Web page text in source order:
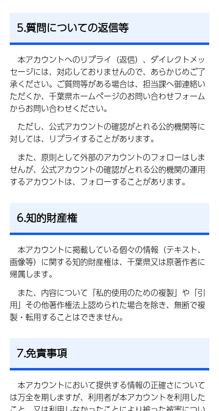
5.質問についての返信等
本アカウントへのリプライ（返信）、ダイレクトメッ
セージには、対応しておりませんので、あらかじめご了
承ください。ご質問等がある場合は、担当課へ御連絡い
ただくか、千葉県ホームページのお問い合わせフォーム
からお問い合わせください。
ただし、公式アカウントの確認がとれる公的機関等に
対しては、リプライすることがあります。
また、原則として外部のアカウントのフォローはしま
せんが、公式アカウントの確認がとれる公的機関の運用
するアカウントは、フォローすることがあります。
6.知的財産権
本アカウントに掲載している個々の情報（テキスト、
画像等）に関する知的財産権は、千葉県又は原著作者に
帰属します。
また、内容について「私的使用のための複製」や「引
用」その他著作権法上認められた場合を除き、無断で複
製・転用することはできません。
7.免責事項
本アカウントにおいて提供する情報の正確さについて
は万全を期しますが、利用者が本アカウントを利用した